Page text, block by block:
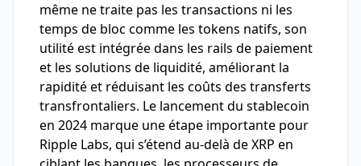
même ne traite pas les transactions ni les
temps de bloc comme les tokens natifs, son
utilité est intégrée dans les rails de paiement
et les solutions de liquidité, améliorant la
rapidité et réduisant les coûts des transferts
transfrontaliers. Le lancement du stablecoin
en 2024 marque une étape importante pour
Ripple Labs, qui s’étend au-delà de XRP en